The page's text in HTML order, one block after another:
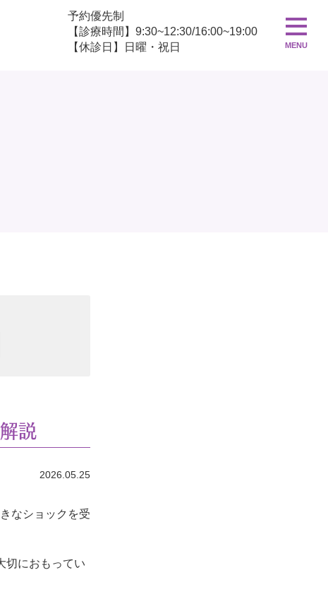
予約優先制
【診療時間】9:30~12:30/16:00~19:00
【休診日】日曜・祝日
説
2026.05.25
なショックを受
切におもってい